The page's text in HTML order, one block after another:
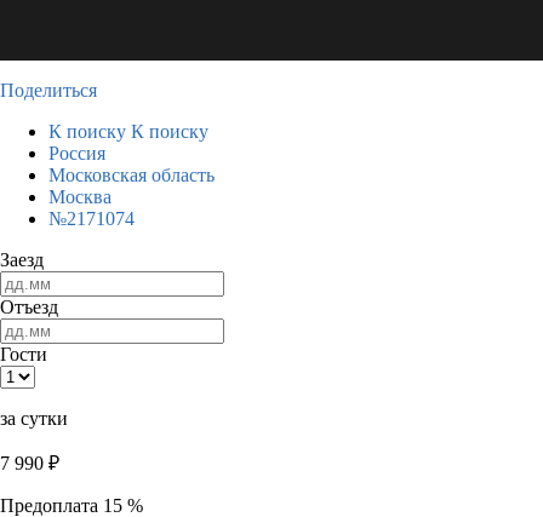
Поделиться
К поиску К поиску
Россия
Московская область
Москва
№2171074
Заезд
Отъезд
Гости
за сутки
7 990 ₽
Предоплата 15 %